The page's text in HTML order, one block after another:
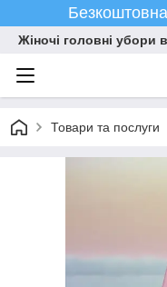
Жіночі головні убори
Товари та послуги